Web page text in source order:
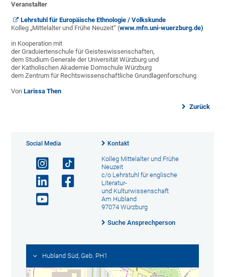
Veranstalter
Lehrstuhl für Europäische Ethnologie / Volkskunde
Kolleg „Mittelalter und Frühe Neuzeit“ (www.mfn.uni-wuerzburg.de)
in Kooperation mit
der Graduiertenschule für Geisteswissenschaften,
dem Studium Generale der Universität Würzburg und
der Katholischen Akademie Domschule Würzburg
dem Zentrum für Rechtswissenschaftliche Grundlagenforschung
VonLarissa Then
Zurück
Social Media Kontakt
Kolleg Mittelalter und Frühe
Neuzeit
c/o Lehrstuhl für englische
Literatur-
und Kulturwissenschaft
Am Hubland
97074 Würzburg
Suche Ansprechperson
Hubland Süd, Geb. PH1